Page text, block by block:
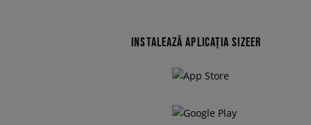
INSTALEAZĂ APLICAȚIA SIZEER